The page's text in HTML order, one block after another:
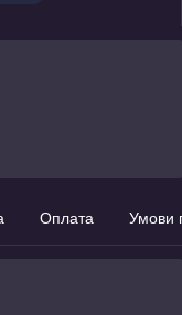
Оплата Умови